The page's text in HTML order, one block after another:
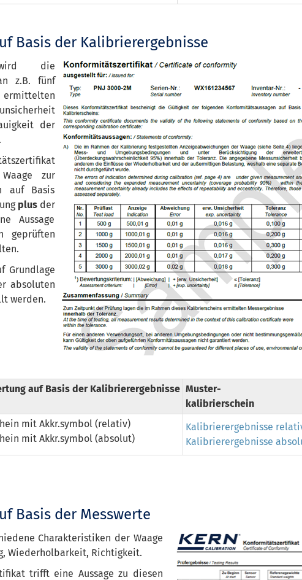
Basis der Kalibrierergebnisse
die
z.B. fünf
der
zur
auf Basis
plusder
Aussage
geprüften
Grundlage
absoluten
werden.
auf Basis der Kalibrierergebnisse Muster-
kalibrierschein
mit Akkr.symbol (relativ)
mit Akkr.symbol (absolut)
Kalibrierergebnisse
Kalibrierergebnisse
Basis der Messwerte
Charakteristiken der Waage
Wiederholbarkeit, Richtigkeit.
trifft eine Aussage zu diesen